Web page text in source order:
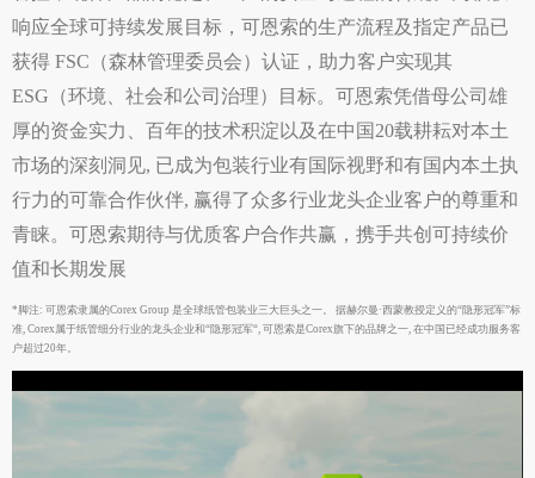
响应全球可持续发展目标，可恩索的生产流程及指定产品已
获得 FSC（森林管理委员会）认证，助力客户实现其
ESG（环境、社会和公司治理）目标。可恩索凭借母公司雄
厚的资金实力、百年的技术积淀以及在中国20载耕耘对本土
市场的深刻洞见, 已成为包装行业有国际视野和有国内本土执
行力的可靠合作伙伴, 赢得了众多行业龙头企业客户的尊重和
青睐。可恩索期待与优质客户合作共赢，携手共创可持续价
值和长期发展
*脚注: 可恩索隶属的Corex Group 是全球纸管包装业三大巨头之一。 据赫尔曼·西蒙教授定义的“隐形冠军”标
准, Corex属于纸管细分行业的龙头企业和“隐形冠军“, 可恩索是Corex旗下的品牌之一, 在中国已经成功服务客
户超过20年。